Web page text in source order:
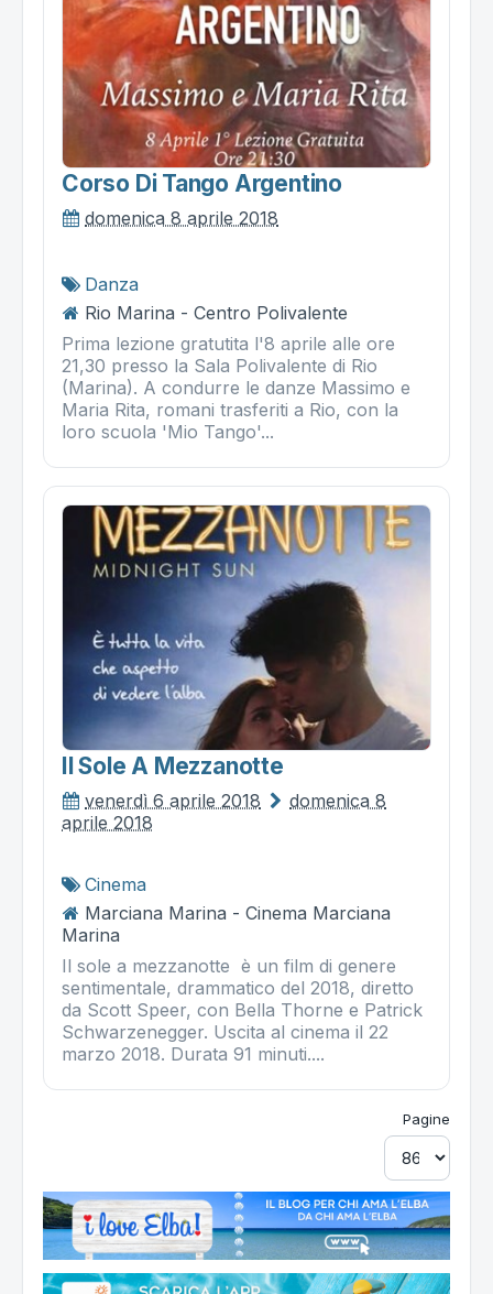
Corso Di Tango Argentino
domenica 8 aprile 2018
Danza
Rio Marina - Centro Polivalente
Prima lezione gratutita l'8 aprile alle ore
21,30 presso la Sala Polivalente di Rio
(Marina). A condurre le danze Massimo e
Maria Rita, romani trasferiti a Rio, con la
loro scuola 'Mio Tango'...
Il Sole A Mezzanotte
venerdì 6 aprile 2018
domenica 8
aprile 2018
Cinema
Marciana Marina - Cinema Marciana
Marina
Il sole a mezzanotte è un film di genere
sentimentale, drammatico del 2018, diretto
da Scott Speer, con Bella Thorne e Patrick
Schwarzenegger. Uscita al cinema il 22
marzo 2018. Durata 91 minuti....
Pagine